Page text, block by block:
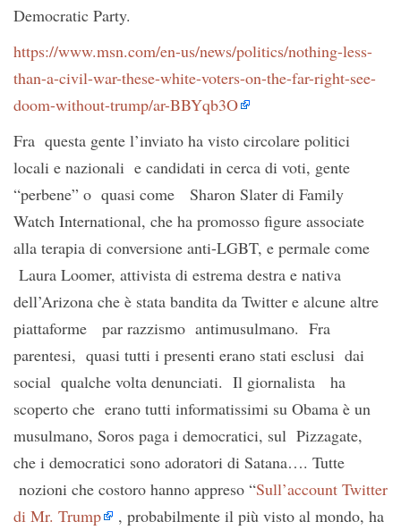
Democratic Party.
https://www.msn.com/en-us/news/politics/nothing-less-
than-a-civil-war-these-white-voters-on-the-far-right-see-
doom-without-trump/ar-BBYqb3O
Fra questa gente l’inviato ha visto circolare politici
locali e nazionali e candidati in cerca di voti, gente
“perbene” o quasi come Sharon Slater di Family
Watch International, che ha promosso figure associate
alla terapia di conversione anti-LGBT, e permale come
Laura Loomer, attivista di estrema destra e nativa
dell’Arizona che è stata bandita da Twitter e alcune altre
piattaforme par razzismo antimusulmano. Fra
parentesi, quasi tutti i presenti erano stati esclusi dai
social qualche volta denunciati. Il giornalista ha
scoperto che erano tutti informatissimi su Obama è un
musulmano, Soros paga i democratici, sul Pizzagate,
che i democratici sono adoratori di Satana…. Tutte
nozioni che costoro hanno appreso “Sull’account Twitter
di Mr. Trump
, probabilmente il più visto al mondo, ha